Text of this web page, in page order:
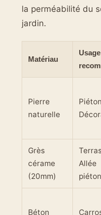
la perméabilité du
jardin.
Matériau
Usage
Pierre
naturelle
Grès
cérame
(20mm)
Allée
Béton